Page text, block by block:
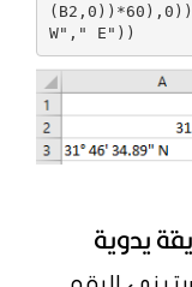
W"," E"))
يدوية